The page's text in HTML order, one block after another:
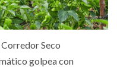
Seco
golpea con